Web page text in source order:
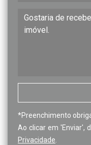
*Preenchimento
Ao clicar em 'Enviar',
Privacidade